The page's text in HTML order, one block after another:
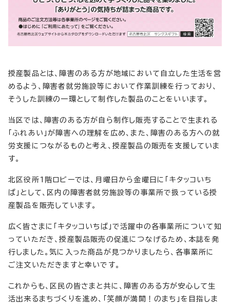
授産製品とは、障害のある方が地域において自立した生活を営
めるよう、障害者就労施設等において作業訓練を行っており、
そうした訓練の一環として制作した製品のことをいいます。
当区では、障害のある方が自ら制作し販売することで生まれる
「ふれあい」が障害への理解を広め、また、障害のある方への就
労支援につながるものと考え、授産製品の販売を支援していま
す。
北区役所1階ロビーでは、月曜日から金曜日に「キタッコいち
ば」として、区内の障害者就労施設等の事業所で扱っている授
産製品を販売しています。
広く皆さまに「キタッコいちば」で活躍中の各事業所について知
っていただき、授産製品販売の促進につなげるため、本誌を発
行しました。気に入った商品が見つかりましたら、各事業所に
ご注文いただきますと幸いです。
これからも、区民の皆さまと共に、障害のある方が安心して生
活出来るまちづくりを進め、「笑顔が満開！のまち」を目指しま